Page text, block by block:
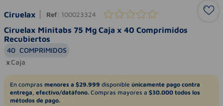
Ciruelax Ref: 100023324
Ciruelax Minitabs 75 Mg Caja x 40 Comprimidos
Recubiertos
40 COMPRIMIDOS
Caja
En compras menores a $29.999 disponible únicamente pago contra
entrega, efectivo/datáfono. Compras mayores a $30.000 todos los
métodos de pago.